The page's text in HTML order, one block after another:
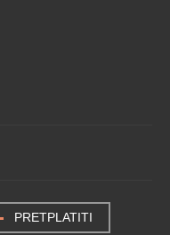
PRETPLATITI